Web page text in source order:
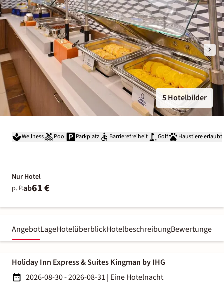
5 Hotelbilder
Wellness Pool Parkplatz Barrierefreiheit Golf Haustiere erlaubt
Nur Hotel
p. P.ab61 €
AngebotLageHotelüberblickHotelbeschreibungBewertungen
Holiday Inn Express & Suites Kingman by IHG
2026-08-30 - 2026-08-31 | Eine Hotelnacht